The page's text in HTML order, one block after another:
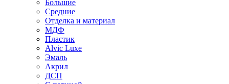
Большие
Средние
Отделка и материал
МДФ
Пластик
Alvic Luxe
Эмаль
Акрил
ДСП